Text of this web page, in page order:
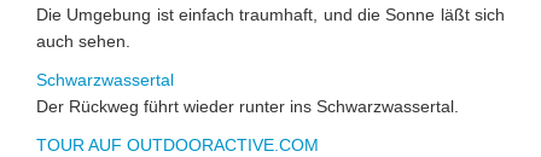
Die Umgebung ist einfach traumhaft, und die Sonne läßt sich
auch sehen.
Schwarzwassertal
Der Rückweg führt wieder runter ins Schwarzwassertal.
TOUR AUF OUTDOORACTIVE.COM